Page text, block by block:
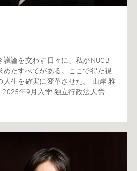
論を交わす日々に、私がNUCB
めたすべてがある。ここで得た視
人生を確実に変革させた。 山岸 雅
年9月入学 独立行政法人労...